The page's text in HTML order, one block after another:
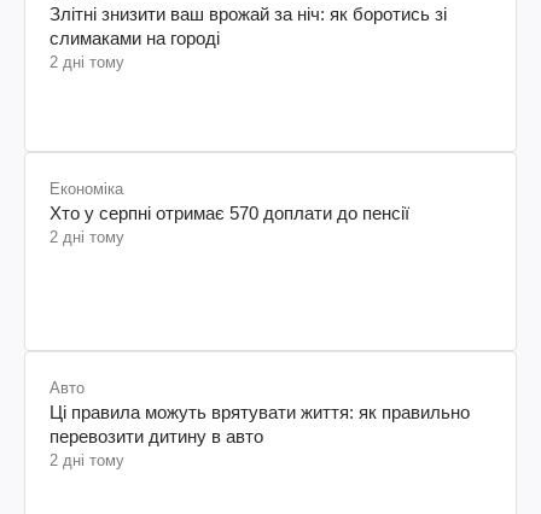
Злітні знизити ваш врожай за ніч: як боротись зі
слимаками на городі
2 дні тому
Економіка
Хто у серпні отримає 570 доплати до пенсії
2 дні тому
Авто
Ці правила можуть врятувати життя: як правильно
перевозити дитину в авто
2 дні тому